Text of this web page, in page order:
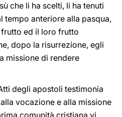
che li ha scelti, li ha tenuti
tempo anteriore alla pasqua,
ed il loro frutto
dopo la risurrezione, egli
missione di rendere
degli apostoli testimonia
vocazione e alla missione
comunità cristiana vi